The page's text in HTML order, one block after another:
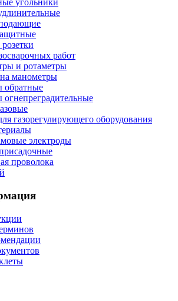
угольники
работ
и ротаметры
манометры
обратные
газорегулирующего оборудования
электроды
проволока